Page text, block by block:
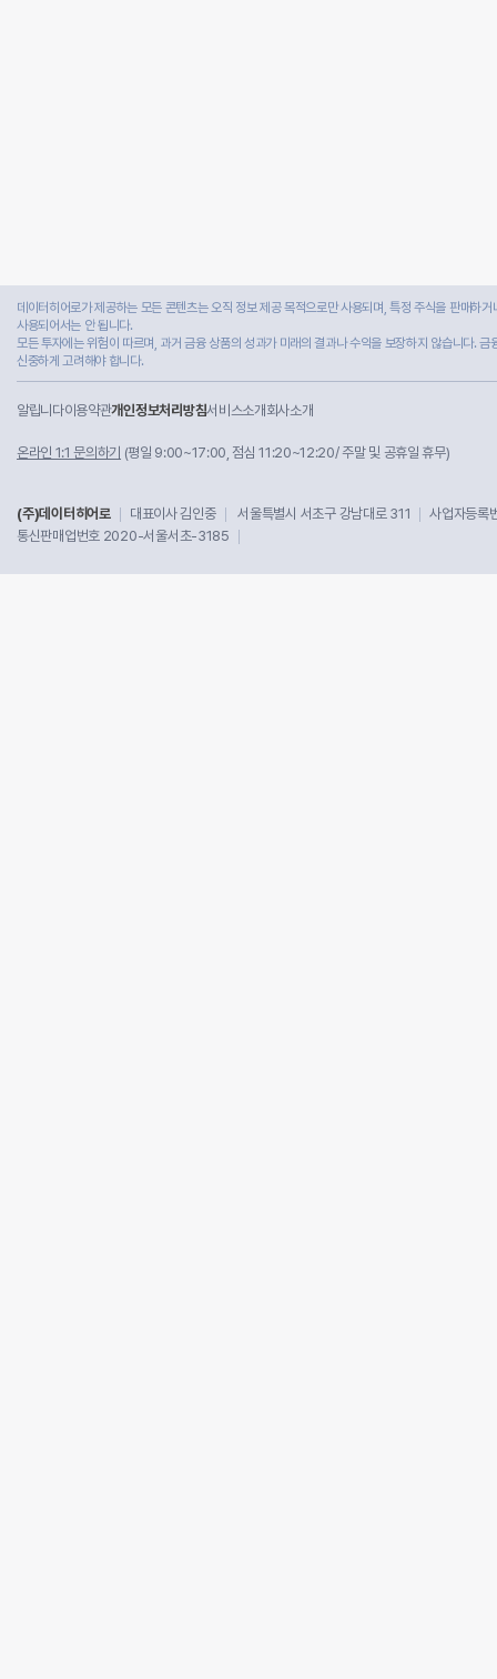
데이터히어로가 제공하는 모든 콘텐츠는 오직 정보 제공 목적으로만 사용되며, 특정 주식을 판매하
사용되어서는 안 됩니다.
모든 투자에는 위험이 따르며, 과거 금융 상품의 성과가 미래의 결과나 수익을 보장하지 않습니다.
신중하게 고려해야 합니다.
알립니다이용약관개인정보처리방침서비스소개 회사소개
온라인 1:1 문의하기 (평일 9:00~17:00, 점심 11:20~12:20/ 주말 및 공휴일 휴무)
(주)데이터히어로 대표이사 김인중 서울특별시 서초구 강남대로 311
사업자등
통신판매업번호 2020-서울서초-3185